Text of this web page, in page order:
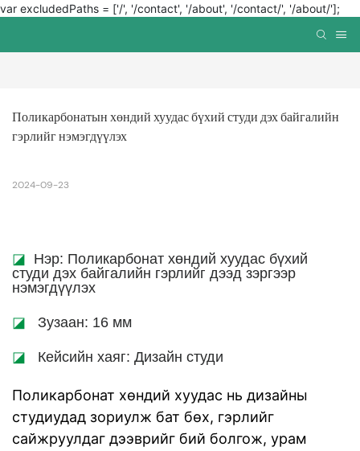
var excludedPaths = ['/', '/contact', '/about', '/contact/', '/about/'];
Поликарбонатын хөндий хуудас бүхий студи дэх байгалийн
гэрлийг нэмэгдүүлэх
2024-09-23
◪ Нэр: Поликарбонат хөндий хуудас бүхий
студи дэх байгалийн гэрлийг дээд зэргээр
нэмэгдүүлэх
◪ Зузаан: 16 мм
◪ Кейсийн хаяг: Дизайн студи
Поликарбонат хөндий хуудас нь дизайны
студиудад зориулж бат бөх, гэрлийг
сайжруулдаг дээврийг бий болгож, урам